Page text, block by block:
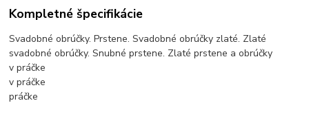
Kompletné špecifikácie
Svadobné obrúčky. Prstene. Svadobné obrúčky zlaté. Zlaté
svadobné obrúčky. Snubné prstene. Zlaté prstene a obrúčky
v práčke
v práčke
práčke